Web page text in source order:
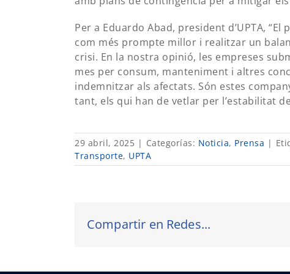
Per a Eduardo Abad, president d’UPTA,
com més prompte millor i realitzar un
crisi. En la nostra opinió, les empreses
mes per consum, manteniment i altres
indemnitzar als afectats. Són estes
tant, els qui han de vetlar per l’estabilitat
29 abril, 2025 | Categorías: Noticia, Prensa |
Transporte, UPTA
Compartir en Redes...